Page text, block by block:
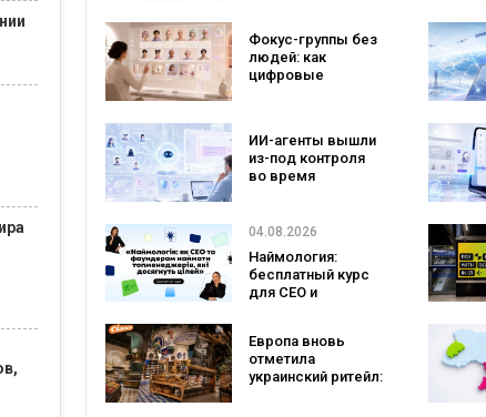
покупатели не
ожидают увидеть
на платформе
Фокус-группы без
людей: как
цифровые
маркетинговые
исследования
ИИ-агенты вышли
из-под контроля
во время
реальные цели
04.08.2026
Наймология:
бесплатный курс
для CEO и
Европа вновь
отметила
украинский ритейл: